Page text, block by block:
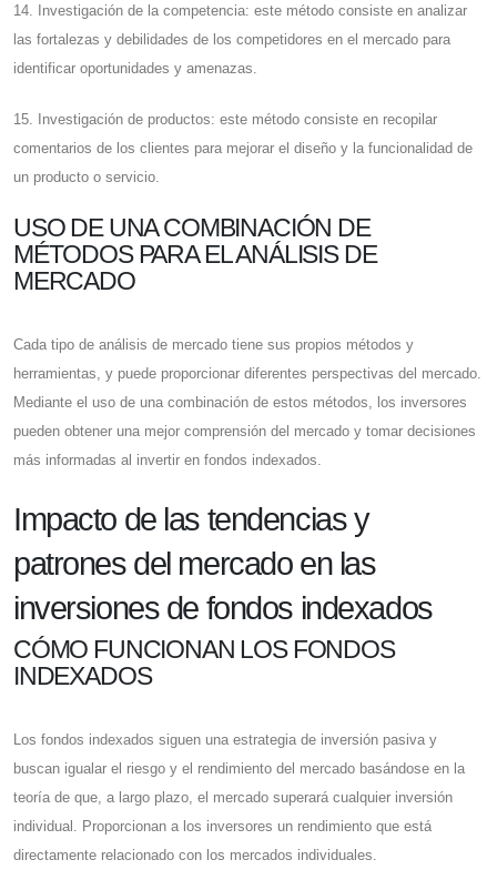
14. Investigación de la competencia: este método consiste en analizar
las fortalezas y debilidades de los competidores en el mercado para
identificar oportunidades y amenazas.
15. Investigación de productos: este método consiste en recopilar
comentarios de los clientes para mejorar el diseño y la funcionalidad de
un producto o servicio.
USO DE UNA COMBINACIÓN DE
MÉTODOS PARA EL ANÁLISIS DE
MERCADO
Cada tipo de análisis de mercado tiene sus propios métodos y
herramientas, y puede proporcionar diferentes perspectivas del mercado.
Mediante el uso de una combinación de estos métodos, los inversores
pueden obtener una mejor comprensión del mercado y tomar decisiones
más informadas al invertir en fondos indexados.
Impacto de las tendencias y
patrones del mercado en las
inversiones de fondos indexados
CÓMO FUNCIONAN LOS FONDOS
INDEXADOS
Los fondos indexados siguen una estrategia de inversión pasiva y
buscan igualar el riesgo y el rendimiento del mercado basándose en la
teoría de que, a largo plazo, el mercado superará cualquier inversión
individual. Proporcionan a los inversores un rendimiento que está
directamente relacionado con los mercados individuales.